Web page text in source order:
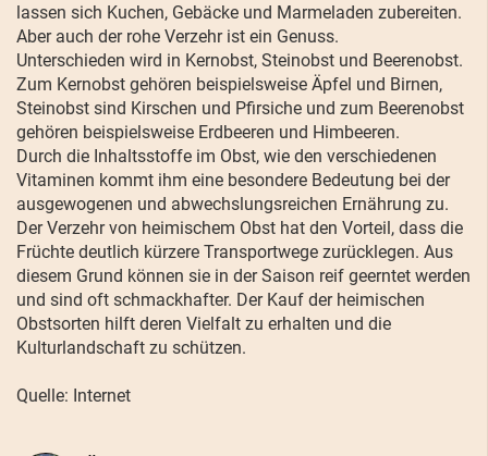
lassen sich Kuchen, Gebäcke und Marmeladen zubereiten.
Aber auch der rohe Verzehr ist ein Genuss.
Unterschieden wird in Kernobst, Steinobst und Beerenobst.
Zum Kernobst gehören beispielsweise Äpfel und Birnen,
Steinobst sind Kirschen und Pfirsiche und zum Beerenobst
gehören beispielsweise Erdbeeren und Himbeeren.
Durch die Inhaltsstoffe im Obst, wie den verschiedenen
Vitaminen kommt ihm eine besondere Bedeutung bei der
ausgewogenen und abwechslungsreichen Ernährung zu.
Der Verzehr von heimischem Obst hat den Vorteil, dass die
Früchte deutlich kürzere Transportwege zurücklegen. Aus
diesem Grund können sie in der Saison reif geerntet werden
und sind oft schmackhafter. Der Kauf der heimischen
Obstsorten hilft deren Vielfalt zu erhalten und die
Kulturlandschaft zu schützen.
Quelle: Internet